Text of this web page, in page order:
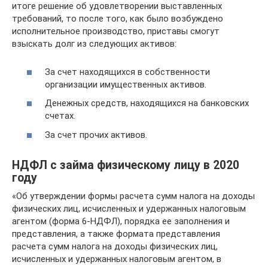
итоге решение об удовлетворении выставленных
требований, то после того, как было возбуждено
исполнительное производство, приставы смогут
взыскать долг из следующих активов:
За счет находящихся в собственности
организации имущественных активов.
Денежных средств, находящихся на банковских
счетах.
За счет прочих активов.
НДФЛ с займа физическому лицу в 2020
году
«Об утверждении формы расчета сумм налога на доходы
физических лиц, исчисленных и удержанных налоговым
агентом (форма 6-НДФЛ), порядка ее заполнения и
представления, а также формата представления
расчета сумм налога на доходы физических лиц,
исчисленных и удержанных налоговым агентом, в